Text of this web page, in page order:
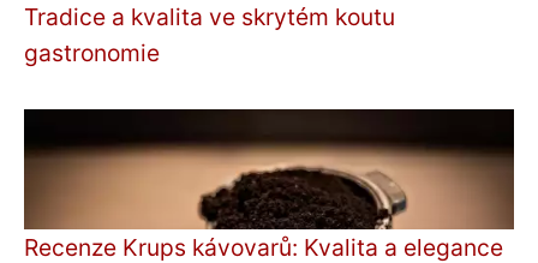
Tradice a kvalita ve skrytém koutu
gastronomie
Recenze Krups kávovarů: Kvalita a elegance